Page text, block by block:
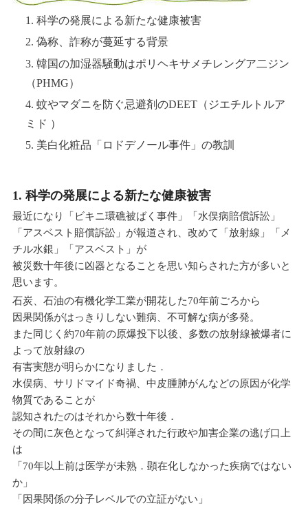
1. 科学の発展による新たな健康被害
2. 偽称、詐称が蔓延する背景
3. 韓国の加湿器騒動はポリヘキサメチレングア二ジン
（PHMG）
4. 蚊やマダニを防ぐ忌避剤のDEET（ジエチルトルア
ミド ）
5. 美白化粧品「ロドデノール事件」の教訓
1. 科学の発展による新たな健康被害
最近になり「ビキニ環礁被ばく事件」「水俣病賠償訴訟」
「アスベスト賠償訴訟」が報道され、改めて「放射線」「メ
チル水銀」「アスベスト」が
被災数十年後に凶器となることを思い知らされた方が多いと
思います。
石炭、石油の有機化学工業が開花した70年前ごろから
因果関係がはっきりしない難病、不可解な病が多発。
また同じく約70年前の原爆投下以後、多数の放射線被爆者に
よって放射線の
有害実態が明らかになりました．
水俣病、サリドマイド奇禍、中皮腫肺がんなどの原因が化学
物質であることが
認知されたのはそれから数十年後．
その間に灰色となって糾弾された行政や加害企業の逃げ口上
は
「70年以上前は医学が未熟．顕在化しなかった疾病ではない
か」
「因果関係の分子レベルでの立証がない」